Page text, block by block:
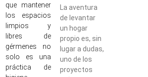
que mantener
los espacios
limpios y
libres de
gérmenes no
solo es una
práctica de
La aventura
de levantar
un hogar
propio es, sin
lugar a dudas,
uno de los
proyectos